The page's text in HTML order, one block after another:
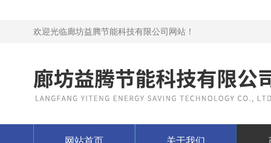
欢迎光临廊坊益腾节能科技有限公司网站！
网站首页 关于我们